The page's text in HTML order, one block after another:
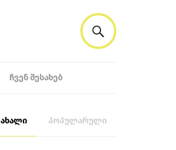
ᲩᲕᲔᲜ ᲨᲔᲡᲐᲮᲔᲑ
ახალი პოპულარული